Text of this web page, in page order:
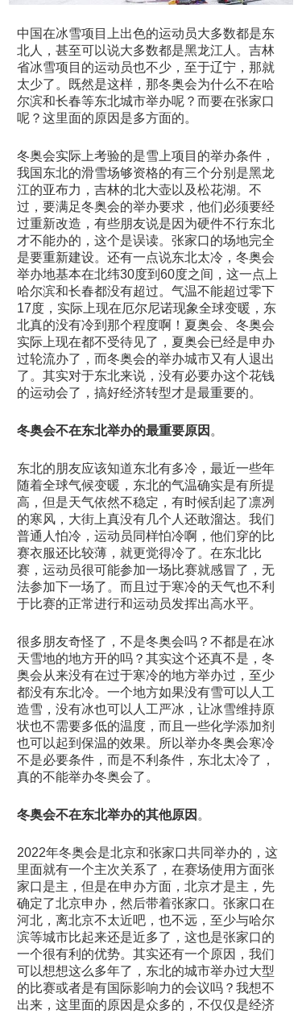
中国在冰雪项目上出色的运动员大多数都是东
北人，甚至可以说大多数都是黑龙江人。吉林
省冰雪项目的运动员也不少，至于辽宁，那就
太少了。既然是这样，那冬奥会为什么不在哈
尔滨和长春等东北城市举办呢？而要在张家口
呢？这里面的原因是多方面的。
冬奥会实际上考验的是雪上项目的举办条件，
我国东北的滑雪场够资格的有三个分别是黑龙
江的亚布力，吉林的北大壶以及松花湖。不
过，要满足冬奥会的举办要求，他们必须要经
过重新改造，有些朋友说是因为硬件不行东北
才不能办的，这个是误读。张家口的场地完全
是要重新建设。还有一点说东北太冷，冬奥会
举办地基本在北纬30度到60度之间，这一点上
哈尔滨和长春都没有超过。气温不能超过零下
17度，实际上现在厄尔尼诺现象全球变暖，东
北真的没有冷到那个程度啊！夏奥会、冬奥会
实际上现在都不受待见了，夏奥会已经是申办
过轮流办了，而冬奥会的举办城市又有人退出
了。其实对于东北来说，没有必要办这个花钱
的运动会了，搞好经济转型才是最重要的。
冬奥会不在东北举办的最重要原因 。
东北的朋友应该知道东北有多冷，最近一些年
随着全球气候变暖，东北的气温确实是有所提
高，但是天气依然不稳定，有时候刮起了凛冽
的寒风，大街上真没有几个人还敢溜达。我们
普通人怕冷，运动员同样怕冷啊，他们穿的比
赛衣服还比较薄，就更觉得冷了。在东北比
赛，运动员很可能参加一场比赛就感冒了，无
法参加下一场了。而且过于寒冷的天气也不利
于比赛的正常进行和运动员发挥出高水平。
很多朋友奇怪了，不是冬奥会吗？不都是在冰
天雪地的地方开的吗？其实这个还真不是，冬
奥会从来没有在过于寒冷的地方举办过，至少
都没有东北冷。一个地方如果没有雪可以人工
造雪，没有冰也可以人工严冰，让冰雪维持原
状也不需要多低的温度，而且一些化学添加剂
也可以起到保温的效果。所以举办冬奥会寒冷
不是必要条件，而是不利条件，东北太冷了，
真的不能举办冬奥会了。
冬奥会不在东北举办的其他原因 。
2022年冬奥会是北京和张家口共同举办的，这
里面就有一个主次关系了，在赛场使用方面张
家口是主，但是在申办方面，北京才是主，先
确定了北京申办，然后带着张家口。张家口在
河北，离北京不太近吧，也不远，至少与哈尔
滨等城市比起来还是近多了，这也是张家口的
一个很有利的优势。其实还有一个原因，我们
可以想想这么多年了，东北的城市举办过大型
的比赛或者是有国际影响力的会议吗？我想不
出来，这里面的原因是众多的，不仅仅是经济